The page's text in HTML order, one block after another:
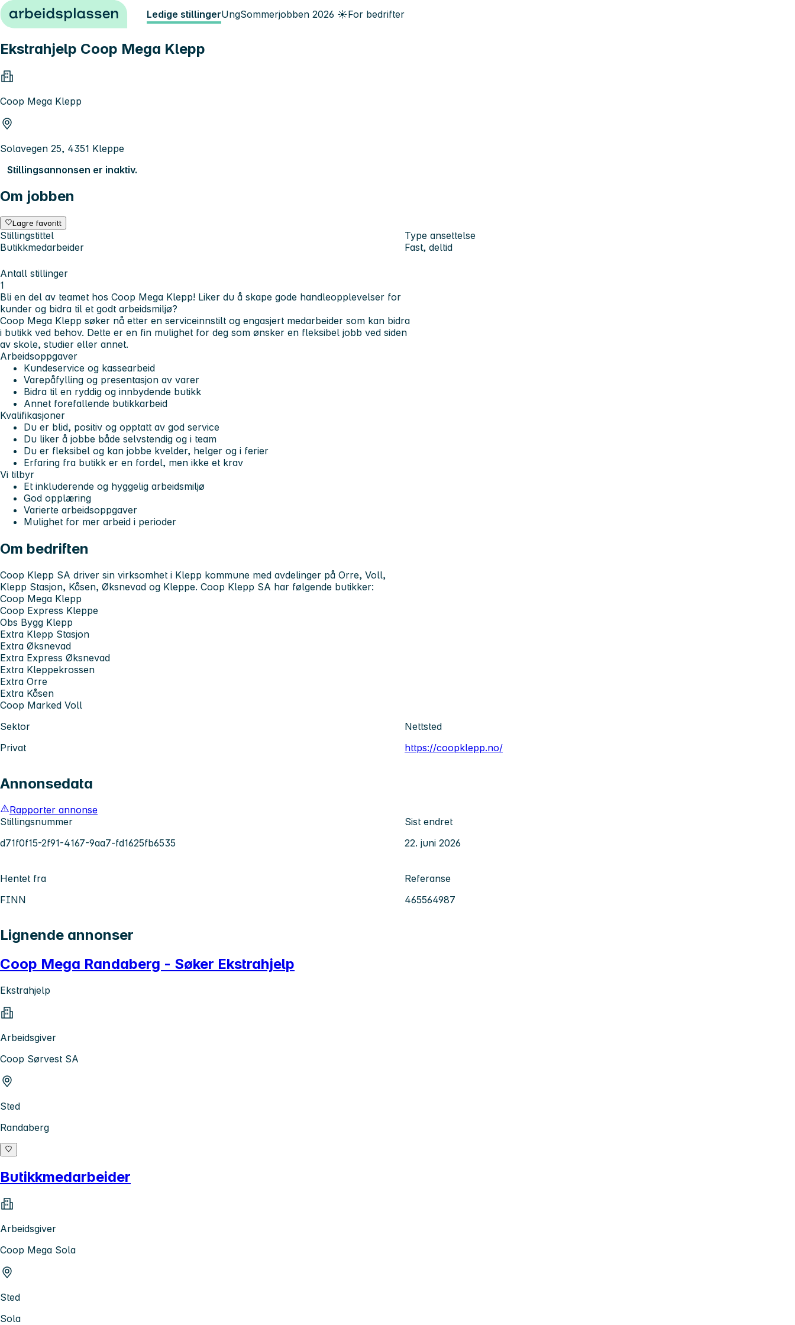
Hopp til innhold Ledige stillingerUngSommerjobben 2026 ☀️For bedrifter
Ekstrahjelp Coop Mega Klepp
Coop Mega Klepp
Solavegen 25, 4351 Kleppe
Stillingsannonsen er inaktiv.
Om jobben
Lagre favoritt
Stillingstittel
Butikkmedarbeider
Type ansettelse
Fast, deltid
Antall stillinger
1
Bli en del av teamet hos Coop Mega Klepp! Liker du å skape gode handleopplevelser for
kunder og bidra til et godt arbeidsmiljø?
Coop Mega Klepp søker nå etter en serviceinnstilt og engasjert medarbeider som kan bidra
i butikk ved behov. Dette er en fin mulighet for deg som ønsker en fleksibel jobb ved siden
av skole, studier eller annet.
Arbeidsoppgaver
Kundeservice og kassearbeid
Varepåfylling og presentasjon av varer
Bidra til en ryddig og innbydende butikk
Annet forefallende butikkarbeid
Kvalifikasjoner
Du er blid, positiv og opptatt av god service
Du liker å jobbe både selvstendig og i team
Du er fleksibel og kan jobbe kvelder, helger og i ferier
Erfaring fra butikk er en fordel, men ikke et krav
Vi tilbyr
Et inkluderende og hyggelig arbeidsmiljø
God opplæring
Varierte arbeidsoppgaver
Mulighet for mer arbeid i perioder
Om bedriften
Coop Klepp SA driver sin virksomhet i Klepp kommune med avdelinger på Orre, Voll,
Klepp Stasjon, Kåsen, Øksnevad og Kleppe. Coop Klepp SA har følgende butikker:
Coop Mega Klepp
Coop Express Kleppe
Obs Bygg Klepp
Extra Klepp Stasjon
Extra Øksnevad
Extra Express Øksnevad
Extra Kleppekrossen
Extra Orre
Extra Kåsen
Coop Marked Voll
Sektor
Privat
Nettsted
https://coopklepp.no/
Annonsedata
Rapporter annonse
Stillingsnummer
d71f0f15-2f91-4167-9aa7-fd1625fb6535
Sist endret
22. juni 2026
Hentet fra
FINN
Referanse
465564987
Lignende annonser
Coop Mega Randaberg - Søker Ekstrahjelp
Ekstrahjelp
Arbeidsgiver
Coop Sørvest SA
Sted
Randaberg
Butikkmedarbeider
Arbeidsgiver
Coop Mega Sola
Sted
Sola